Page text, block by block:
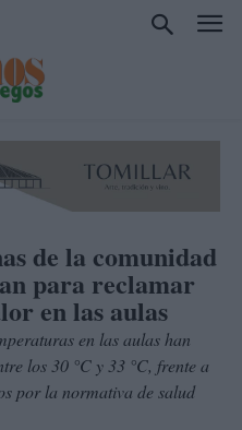
de la comunidad
para reclamar
en las aulas
en las aulas han
los 30 °C y 33 °C, frente a
por la normativa de salud